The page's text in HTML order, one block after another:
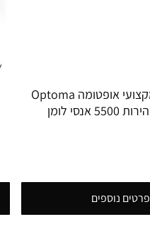
מקרן לייזר מקצועי אופטומה Optoma
פרטים נוספים